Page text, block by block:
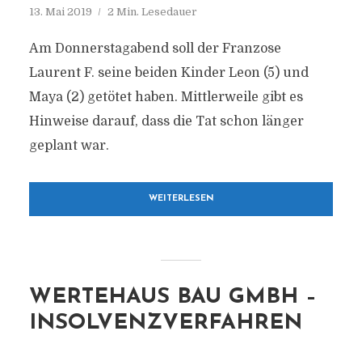
13. Mai 2019 2 Min. Lesedauer
Am Donnerstagabend soll der Franzose
Laurent F. seine beiden Kinder Leon (5) und
Maya (2) getötet haben. Mittlerweile gibt es
Hinweise darauf, dass die Tat schon länger
geplant war.
WEITERLESEN
WERTEHAUS BAU GMBH –
INSOLVENZVERFAHREN